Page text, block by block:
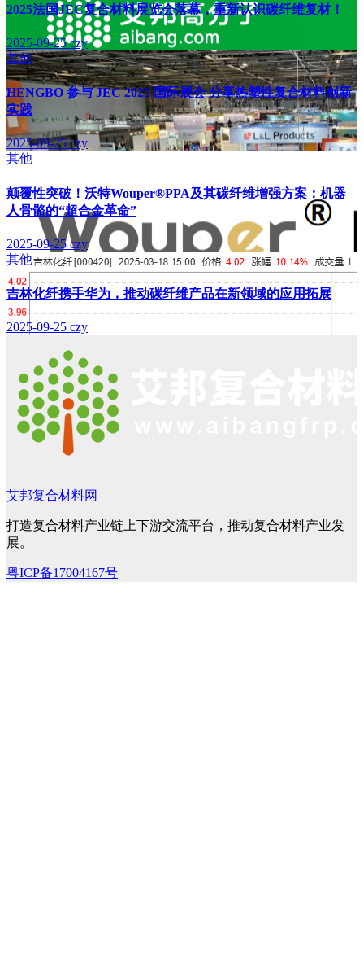
2025法国JEC复合材料展览会落幕，重新认识碳纤维复材！
2025-09-25czy
其他
HENGBO 参与 JEC 2025 国际展会 分享热塑性复合材料创新
实践
2025-09-25czy
其他
颠覆性突破！沃特Wouper®PPA及其碳纤维增强方案：机器
人骨骼的“超合金革命”
2025-09-25 czy
其他
吉林化纤携手华为，推动碳纤维产品在新领域的应用拓展
2025-09-25 czy
艾邦复合材料网
打造复合材料产业链上下游交流平台，推动复合材料产业发
展。
粤ICP备17004167号